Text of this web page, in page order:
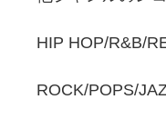
HIP HOP/R&B/
ROCK/POPS/